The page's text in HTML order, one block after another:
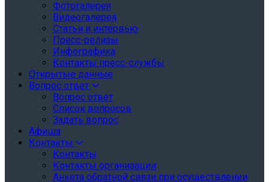
Фотогалерея
Видеогалерея
Статьи и интервью
Пресс-релизы
Инфографика
Контакты пресс-службы
Открытые данные
Вопрос ответ
Вопрос ответ
Список вопросов
Задать вопрос
Афиша
Контакты
Контакты
Контакты организации
Анкета обратной связи при осуществлении